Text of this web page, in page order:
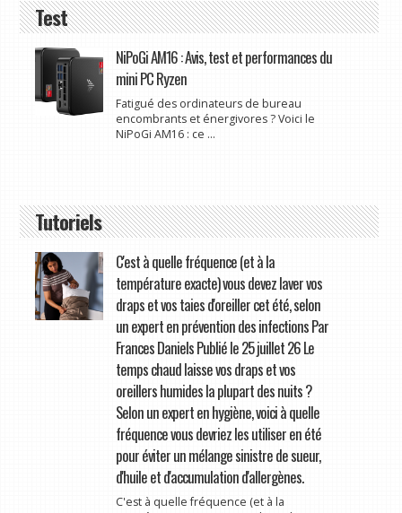
Test
NiPoGi AM16 : Avis, test et performances du
mini PC Ryzen
Fatigué des ordinateurs de bureau
encombrants et énergivores ? Voici le
NiPoGi AM16 : ce ...
Tutoriels
C'est à quelle fréquence (et à la
température exacte) vous devez laver vos
draps et vos taies d'oreiller cet été, selon
un expert en prévention des infections Par
Frances Daniels Publié le 25 juillet 26 Le
temps chaud laisse vos draps et vos
oreillers humides la plupart des nuits ?
Selon un expert en hygiène, voici à quelle
fréquence vous devriez les utiliser en été
pour éviter un mélange sinistre de sueur,
d'huile et d'accumulation d'allergènes.
C'est à quelle fréquence (et à la